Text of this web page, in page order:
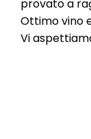
provato a
Ottimo vino
Vi